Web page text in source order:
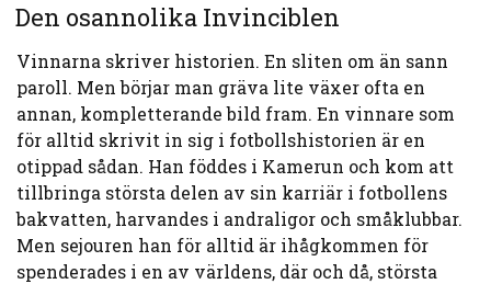
Den osannolika Invinciblen
Vinnarna skriver historien. En sliten om än sann
paroll. Men börjar man gräva lite växer ofta en
annan, kompletterande bild fram. En vinnare som
för alltid skrivit in sig i fotbollshistorien är en
otippad sådan. Han föddes i Kamerun och kom att
tillbringa största delen av sin karriär i fotbollens
bakvatten, harvandes i andraligor och småklubbar.
Men sejouren han för alltid är ihågkommen för
spenderades i en av världens, där och då, största